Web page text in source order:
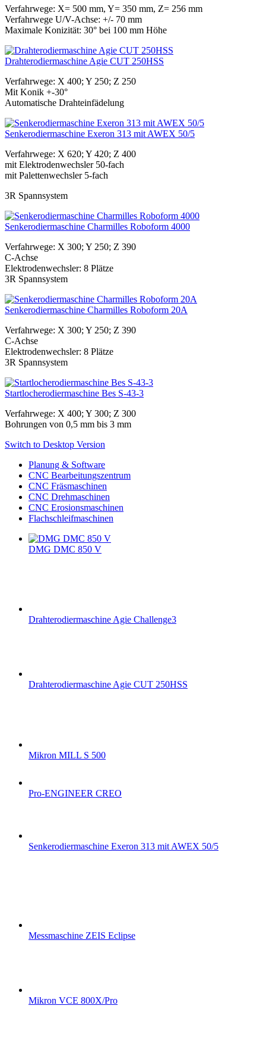
Verfahrwege: X= 500 mm, Y= 350 mm, Z= 256 mm
Verfahrwege U/V-Achse: +/- 70 mm
Maximale Konizität: 30° bei 100 mm Höhe
Drahterodiermaschine Agie CUT 250HSS
Verfahrwege: X 400; Y 250; Z 250
Mit Konik +-30°
Automatische Drahteinfädelung
Senkerodiermaschine Exeron 313 mit AWEX 50/5
Verfahrwege: X 620; Y 420; Z 400
mit Elektrodenwechsler 50-fach
mit Palettenwechsler 5-fach
3R Spannsystem
Senkerodiermaschine Charmilles Roboform 4000
Verfahrwege: X 300; Y 250; Z 390
C-Achse
Elektrodenwechsler: 8 Plätze
3R Spannsystem
Senkerodiermaschine Charmilles Roboform 20A
Verfahrwege: X 300; Y 250; Z 390
C-Achse
Elektrodenwechsler: 8 Plätze
3R Spannsystem
Startlocherodiermaschine Bes S-43-3
Verfahrwege: X 400; Y 300; Z 300
Bohrungen von 0,5 mm bis 3 mm
Switch to Desktop Version
Planung & Software
CNC Bearbeitungszentrum
CNC Fräsmaschinen
CNC Drehmaschinen
CNC Erosionsmaschinen
Flachschleifmaschinen
DMG DMC 850 V
Drahterodiermaschine Agie Challenge3
Drahterodiermaschine Agie CUT 250HSS
Mikron MILL S 500
Pro-ENGINEER CREO
Senkerodiermaschine Exeron 313 mit AWEX 50/5
Messmaschine ZEIS Eclipse
Mikron VCE 800X/Pro